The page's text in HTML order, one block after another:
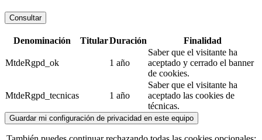
Consultar
Denominación TitularDuración Finalidad
MtdeRgpd_ok 1 año
Saber que el visitante ha
aceptado y cerrado el banner
de cookies.
MtdeRgpd_tecnicas 1 año
Saber que el visitante ha
aceptado las cookies de
técnicas.
Guardar mi configuración de privacidad en este equipo